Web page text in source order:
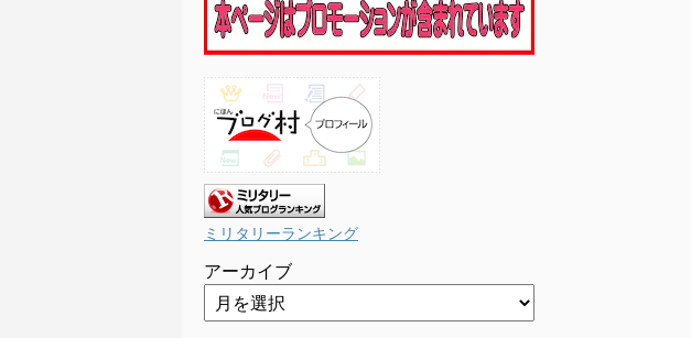
ミリタリーランキング
アーカイブ